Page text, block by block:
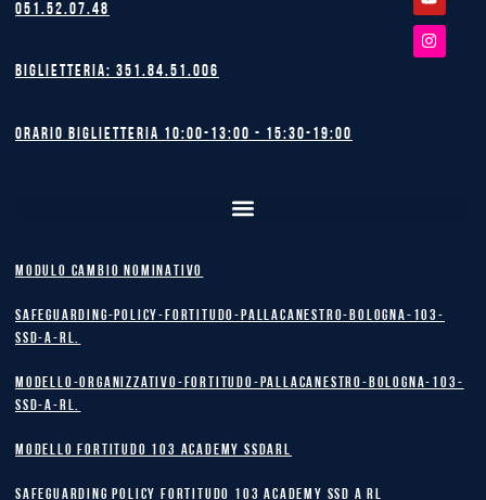
051.52.07.48
Biglietteria: 351.84.51.006
Orario biglietteria 10:00-13:00 - 15:30-19:00
MODULO CAMBIO NOMINATIVO
safeguarding-policy-Fortitudo-Pallacanestro-Bologna-103-
SSD-A-RL.
Modello-Organizzativo-Fortitudo-Pallacanestro-Bologna-103-
SSD-A-RL.
MODELLO FORTITUDO 103 ACADEMY SSDARL
safeguarding policy Fortitudo 103 Academy SSD A RL